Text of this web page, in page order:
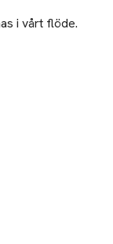
i vårt flöde.